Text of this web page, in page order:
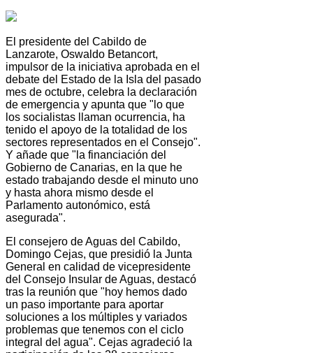
El presidente del Cabildo de
Lanzarote, Oswaldo Betancort,
impulsor de la iniciativa aprobada en el
debate del Estado de la Isla del pasado
mes de octubre, celebra la declaración
de emergencia y apunta que "lo que
los socialistas llaman ocurrencia, ha
tenido el apoyo de la totalidad de los
sectores representados en el Consejo".
Y añade que "la financiación del
Gobierno de Canarias, en la que he
estado trabajando desde el minuto uno
y hasta ahora mismo desde el
Parlamento autonómico, está
asegurada".
El consejero de Aguas del Cabildo,
Domingo Cejas, que presidió la Junta
General en calidad de vicepresidente
del Consejo Insular de Aguas, destacó
tras la reunión que "hoy hemos dado
un paso importante para aportar
soluciones a los múltiples y variados
problemas que tenemos con el ciclo
integral del agua". Cejas agradeció la